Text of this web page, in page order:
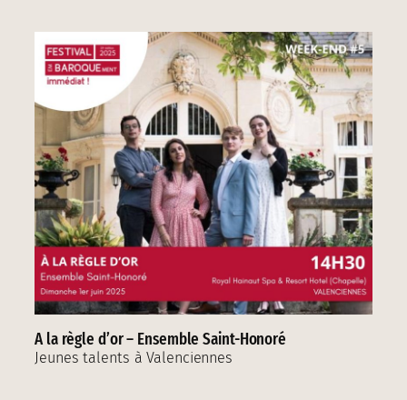
A la règle d’or – Ensemble Saint-Honoré
Jeunes talents à Valenciennes